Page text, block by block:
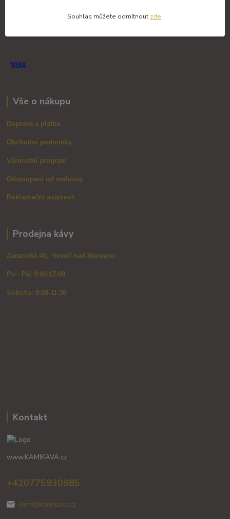
Vše o nákupu
Doprava a platba
Obchodní podmínky
Věrnostní program
Odstoupení od smlouvy
Reklamační asistent
Prodejna kávy
Zarazická 46, Veselí nad Moravou
Po - Pá: 9:00-17:00
Sobota: 9:00-11:30
Kontakt
www.KAMIKAVA.cz
+420775930985
kami@kamikava.cz
Souhlas můžete odmítnout zde.